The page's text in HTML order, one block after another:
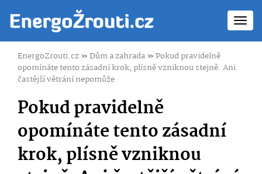
EnergoZrouti.cz»Dům a zahrada»Pokud pravidelně
opomínáte tento zásadní krok, plísně vzniknou stejně. Ani
častější větrání nepomůže
Pokud pravidelně
opomínáte tento zásadní
krok, plísně vzniknou